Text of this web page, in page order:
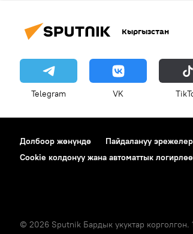
Кыргызстан
Telegram VK
Долбоор жөнүндө Пайдалануу
Cookie колдонуу жана автоматтык
© 2026 Sputnik Бардык укуктар корголгон.